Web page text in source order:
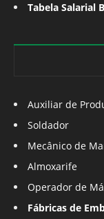
Tabela Salarial
Auxiliar de
Soldador
Mecânico de
Almoxarife
Operador de
Fábricas de